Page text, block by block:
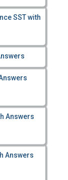
SST with
Answers
Answers